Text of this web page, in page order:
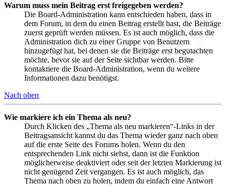
Warum muss mein Beitrag erst freigegeben werden?
Die Board-Administration kann entschieden haben, dass in
dem Forum, in dem du einen Beitrag erstellt hast, die Beiträge
zuerst geprüft werden müssen. Es ist auch möglich, dass die
Administration dich zu einer Gruppe von Benutzern
hinzugefügt hat, bei denen sie die Beiträge erst begutachten
möchte, bevor sie auf der Seite sichtbar werden. Bitte
kontaktiere die Board-Administration, wenn du weitere
Informationen dazu benötigst.
Nach oben
Wie markiere ich ein Thema als neu?
Durch Klicken des „Thema als neu markieren“-Links in der
Beitragsansicht kannst du das Thema wieder ganz nach oben
auf die erste Seite des Forums holen. Wenn du den
entsprechenden Link nicht siehst, dann ist die Funktion
möglicherweise deaktiviert oder seit der letzten Markierung ist
nicht genügend Zeit vergangen. Es ist auch möglich, das
Thema nach oben zu holen, indem du einfach eine Antwort